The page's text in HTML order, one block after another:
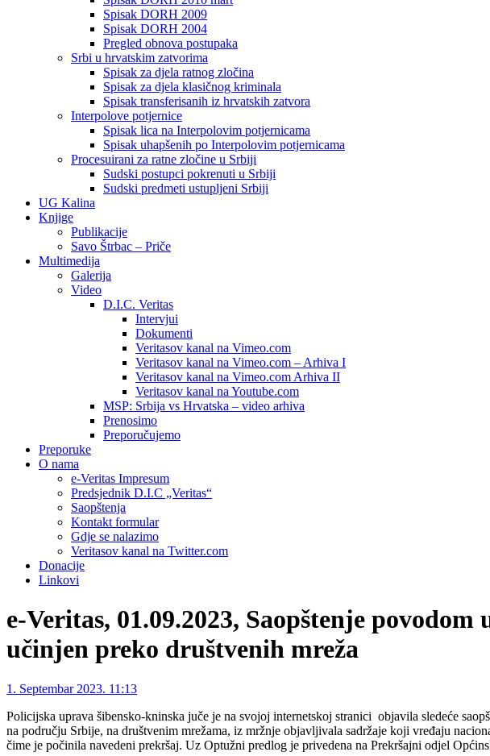
Spisak DORH 2009
Spisak DORH 2004
Pregled obnova postupaka
Srbi u hrvatskim zatvorima
Spisak za djela ratnog zločina
Spisak za djela klasičnog kriminala
Spisak transferisanih iz hrvatskih zatvora
Interpolove potjernice
Spisak lica na Interpolovim potjernicama
Spisak uhapšenih po Interpolovim potjernicama
Procesuirani za ratne zločine u Srbiji
Sudski postupci pokrenuti u Srbiji
Sudski predmeti ustupljeni Srbiji
UG Kalina
Knjige
Publikacije
Savo Štrbac – Priče
Multimedija
Galerija
Video
D.I.C. Veritas
Intervjui
Dokumenti
Veritasov kanal na Vimeo.com
Veritasov kanal na Vimeo.com – Arhiva I
Veritasov kanal na Vimeo.com Arhiva II
Veritasov kanal na Youtube.com
MSP: Srbija vs Hrvatska – video arhiva
Prenosimo
Preporučujemo
Preporuke
O nama
e-Veritas Impresum
Predsjednik D.I.C „Veritas“
Saopštenja
Kontakt formular
Gdje se nalazimo
Veritasov kanal na Twitter.com
Donacije
Linkovi
e-Veritas, 01.09.2023, Saopštenje
učinjen preko društvenih mreža
1. Septembar 2023. 11:13
Policijska uprava šibensko-kninska juče je na svojoj internetskoj stranici objavila sledeće
na području Srbije, na društvenim mrežama, iz mržnje objavljivala sadržaje koji vređaju
čime je počinila navedeni prekršaj. Uz Optužni predlog je privedena na Prekršajni odjel